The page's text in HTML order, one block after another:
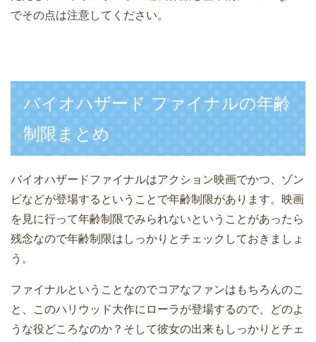
でその点は注意してください。
バイオハザード ファイナルの年齢
制限まとめ
バイオハザードファイナルはアクション映画でかつ、ゾン
ビなどが登場するということで年齢制限があります。映画
を見に行って年齢制限でみられないということがあったら
残念なので年齢制限はしっかりとチェックしておきましょ
う。
ファイナルということなのでコアなファンはもちろんのこ
と、このハリウッド大作にローラが登場するので、どのよ
うな役どころなのか？そして彼女の出来もしっかりとチェ